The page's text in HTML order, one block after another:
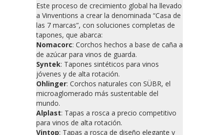
Este proceso de crecimiento global ha llevado
a Vinventions a crear la denominada “Casa de
las 7 marcas”, con soluciones completas de
tapones, que abarca:
Nomacorc: Corchos hechos a base de caña a
de azúcar para vinos de guarda.
Syntek: Tapones sintéticos para vinos
jóvenes y de alta rotación.
Ohlinger: Corchos naturales con SÜBR, el
microaglomerado más sustentable del
mundo.
Alplast: Tapas a rosca a precio competitivo
para vinos de alta rotación.
Vintop: Tapas a rosca de diseño elegante y